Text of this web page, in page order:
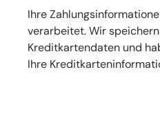
Ihre
verarbeitet. Wir
Kreditkartendaten und
Ihre